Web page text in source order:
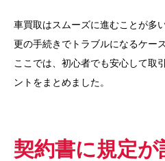
車買取はスムーズに進むことが多
更の手続きでトラブルになるケー
ここでは、初心者でも安心して取
ントをまとめました。
契約書に規定